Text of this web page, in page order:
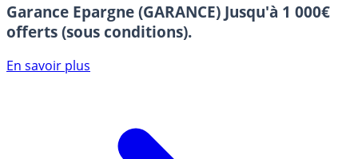
Garance Epargne (GARANCE) Jusqu'à 1 000€
offerts (sous conditions).
En savoir plus